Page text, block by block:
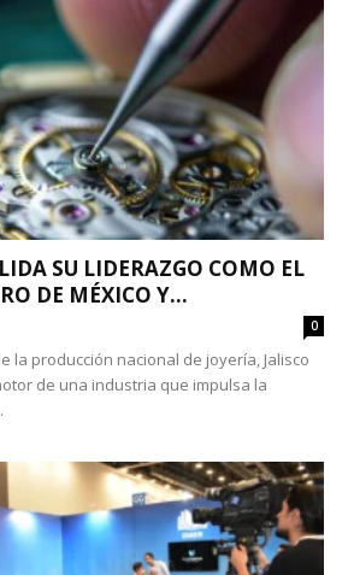
SU LIDERAZGO COMO EL
DE MÉXICO Y...
0
la producción nacional de joyería, Jalisco
de una industria que impulsa la